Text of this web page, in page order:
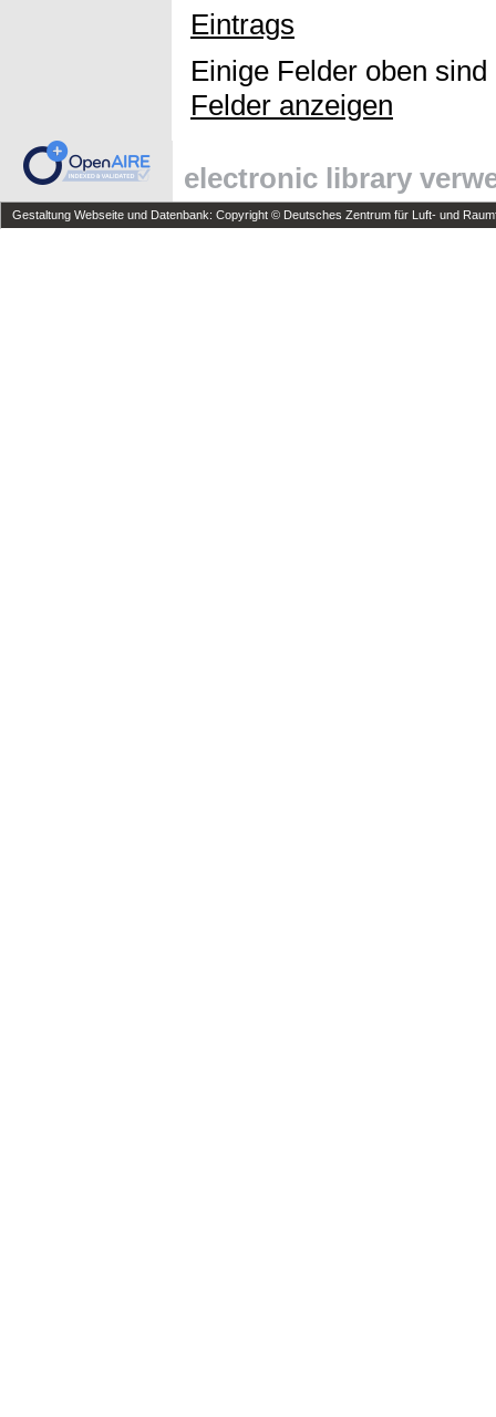
Eintrags
Einige Felder oben
Felder anzeigen
electronic library
Gestaltung Webseite und Datenbank: Copyright © Deutsches Zentrum für Luft- und